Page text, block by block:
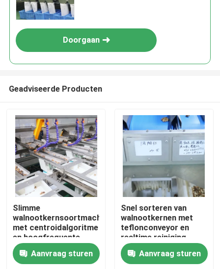
Huis
Producten
Videos
Doorgaan
Geadviseerde Producten
Slimme
walnootkernsoortmachine
met centroidalgoritme
en hoogfrequente
magnetoventil, die
verontreinigende
stoffen verwijdert en
Aanvraag sturen
Snel sorteren van
walnootkernen met
teflonconveyor en
realtime reiniging,
waardoor
voedselveilig sorteren
mogelijk is met
Aanvraag sturen